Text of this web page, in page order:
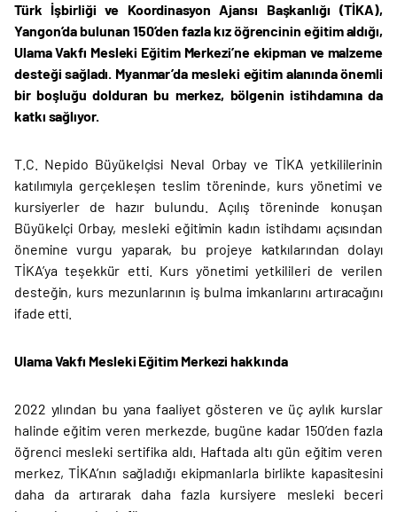
Türk İşbirliği ve Koordinasyon Ajansı Başkanlığı (TİKA),
Yangon’da bulunan 150’den fazla kız öğrencinin eğitim aldığı,
Ulama Vakfı Mesleki Eğitim Merkezi’ne ekipman ve malzeme
desteği sağladı. Myanmar’da mesleki eğitim alanında önemli
bir boşluğu dolduran bu merkez, bölgenin istihdamına da
katkı sağlıyor.
T.C. Nepido Büyükelçisi Neval Orbay ve TİKA yetkililerinin
katılımıyla gerçekleşen teslim töreninde, kurs yönetimi ve
kursiyerler de hazır bulundu. Açılış töreninde konuşan
Büyükelçi Orbay, mesleki eğitimin kadın istihdamı açısından
önemine vurgu yaparak, bu projeye katkılarından dolayı
TİKA’ya teşekkür etti. Kurs yönetimi yetkilileri de verilen
desteğin, kurs mezunlarının iş bulma imkanlarını artıracağını
ifade etti.
Ulama Vakfı Mesleki Eğitim Merkezi hakkında
2022 yılından bu yana faaliyet gösteren ve üç aylık kurslar
halinde eğitim veren merkezde, bugüne kadar 150’den fazla
öğrenci mesleki sertifika aldı. Haftada altı gün eğitim veren
merkez, TİKA’nın sağladığı ekipmanlarla birlikte kapasitesini
daha da artırarak daha fazla kursiyere mesleki beceri